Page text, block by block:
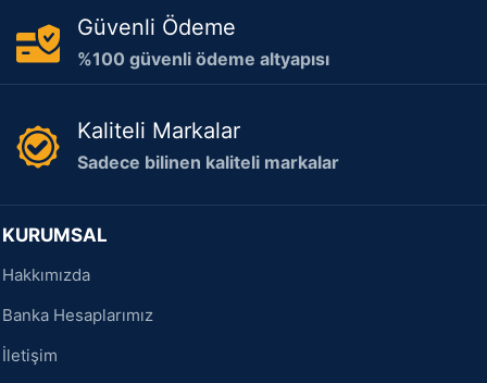
Güvenli Ödeme
%100 güvenli ödeme altyapısı
Kaliteli Markalar
Sadece bilinen kaliteli markalar
KURUMSAL
Hakkımızda
Banka Hesaplarımız
İletişim